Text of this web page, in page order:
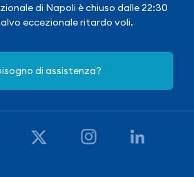
di Napoli è chiuso dalle 22:30
eccezionale ritardo voli.
di assistenza?